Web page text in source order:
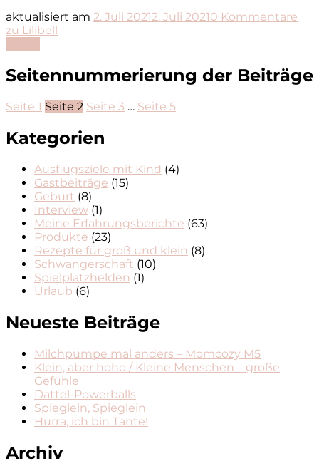
aktualisiert am 2. Juli 20212. Juli 20210 Kommentare
zu Lilibell
Seitennummerierung der Beiträge
Seite 1 Seite 2 Seite 3 … Seite 5
Kategorien
Ausflugsziele mit Kind (4)
Gastbeiträge (15)
Geburt (8)
Interview (1)
Meine Erfahrungsberichte (63)
Produkte (23)
Rezepte für groß und klein (8)
Schwangerschaft (10)
Spielplatzhelden (1)
Urlaub (6)
Neueste Beiträge
Milchpumpe mal anders – Momcozy M5
Klein, aber hoho / Kleine Menschen – große
Gefühle
Dattel-Powerballs
Spieglein, Spieglein
Hurra, ich bin Tante!
Archiv